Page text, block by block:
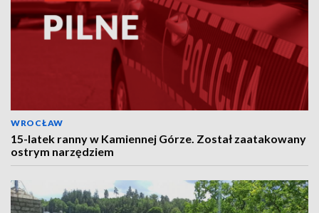
WROCŁAW
15-latek ranny w Kamiennej Górze. Został zaatakowany
ostrym narzędziem